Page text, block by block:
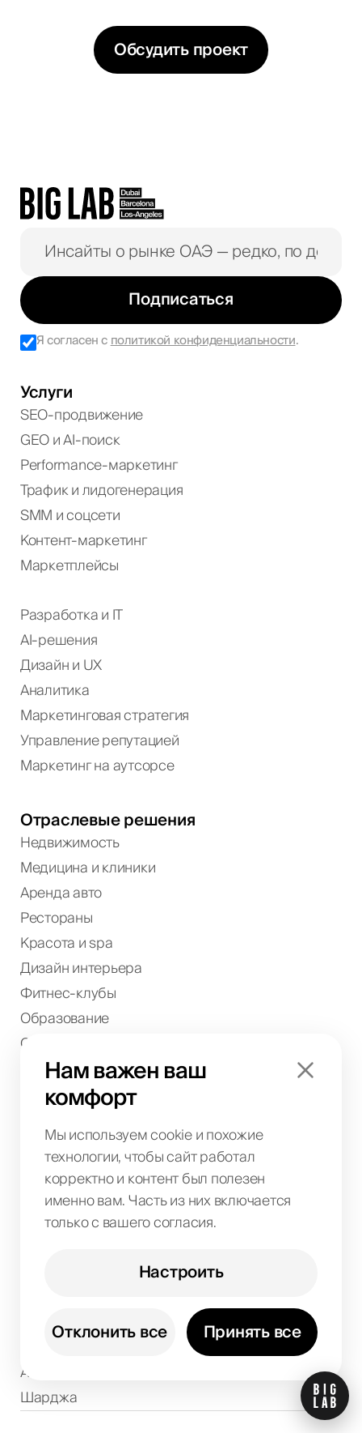
Нам важен ваш
комфорт
Мы используем cookie и похожие
технологии, чтобы сайт работал
корректно и контент был полезен
именно вам. Часть из них включается
только с вашего согласия.
Отклонить все
Настроить
Принять все
Обсудить проект
Подписаться
Я согласен сполитикой конфиденциальности.
Услуги
SEO-продвижение
GEO и AI-поиск
Performance-маркетинг
Трафик и лидогенерация
SMM и соцсети
Контент-маркетинг
Маркетплейсы
Разработка и IT
AI-решения
Дизайн и UX
Аналитика
Маркетинговая стратегия
Управление репутацией
Маркетинг на аутсорсе
Отраслевые решения
Недвижимость
Медицина и клиники
Аренда авто
Рестораны
Красота и spa
Дизайн интерьера
Фитнес-клубы
Образование
Отели
Luxury-бренды
Крипто-проекты
Компания
О нас
Кейсы
Контакты
Локации
Абу-Даби
Шарджа